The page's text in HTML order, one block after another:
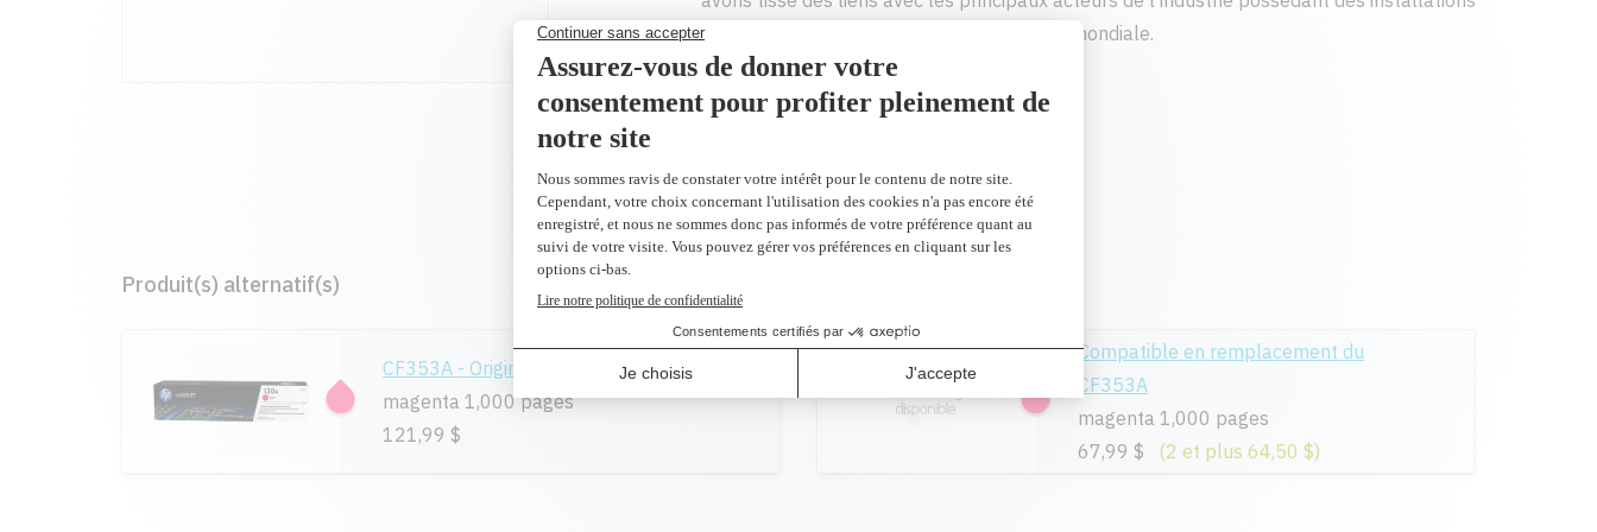
de recherche et développement de classe mondiale.
81,99 $(2 et plus 74,60 $ CAD)
Produit(s) alternatif(s)
CF353A - Original
magenta 1,000 pages
121,99 $
Compatible en remplacement du
CF353A
magenta 1,000 pages
67,99 $
(2 et plus 64,50 $)